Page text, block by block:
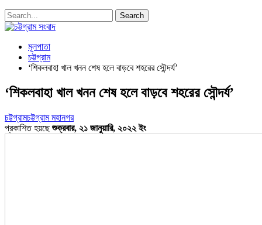
মূলপাতা
চট্টগ্রাম
‘শিকলবাহা খাল খনন শেষ হলে বাড়বে শহরের সৌন্দর্য’
‘শিকলবাহা খাল খনন শেষ হলে বাড়বে শহরের সৌন্দর্য’
চট্টগ্রামচট্টগ্রাম মহানগর
প্রকাশিত হয়ছেশুক্রবার, ২১ জানুয়ারি, ২০২২ ইং